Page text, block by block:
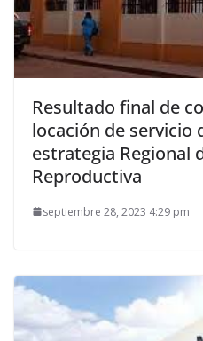
Resultado final de
locación de servicio
estrategia Regional
Reproductiva
septiembre 28, 2023 4:29 pm